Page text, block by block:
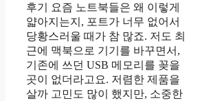
후기 요즘 노트북들은 왜 이렇게
얇아지는지, 포트가 너무 없어서
당황스러울 때가 참 많죠. 저도 최
근에 맥북으로 기기를 바꾸면서,
기존에 쓰던 USB 메모리를 꽂을
곳이 없더라고요. 저렴한 제품을
살까 고민도 많이 했지만, 소중한